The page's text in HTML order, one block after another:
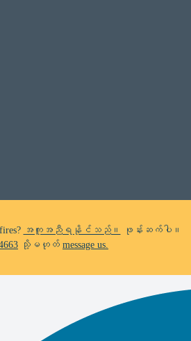
not make unsolicited phone calls and will
claiming to be from WHRC, please contact
ညီရနိုင်သည်။ ဖုန်းဆက်ပါ။877-894-
သို့မဟုတ်message us.
not make unsolicited phone calls and will
claiming to be from WHRC, please contact
877-894-4663.